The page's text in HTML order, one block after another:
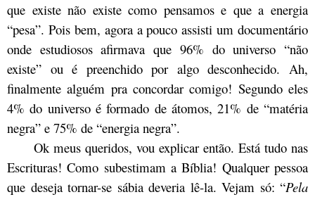
que existe não existe como pensamos e que a energia
“pesa”. Pois bem, agora a pouco assisti um documentário
onde estudiosos afirmava que 96% do universo “não
existe” ou é preenchido por algo desconhecido. Ah,
finalmente alguém pra concordar comigo! Segundo eles
4% do universo é formado de átomos, 21% de “matéria
negra” e 75% de “energia negra”.
Ok meus queridos, vou explicar então. Está tudo nas
Escrituras! Como subestimam a Bíblia! Qualquer pessoa
que deseja tornar-se sábia deveria lê-la. Vejam só: “Pela